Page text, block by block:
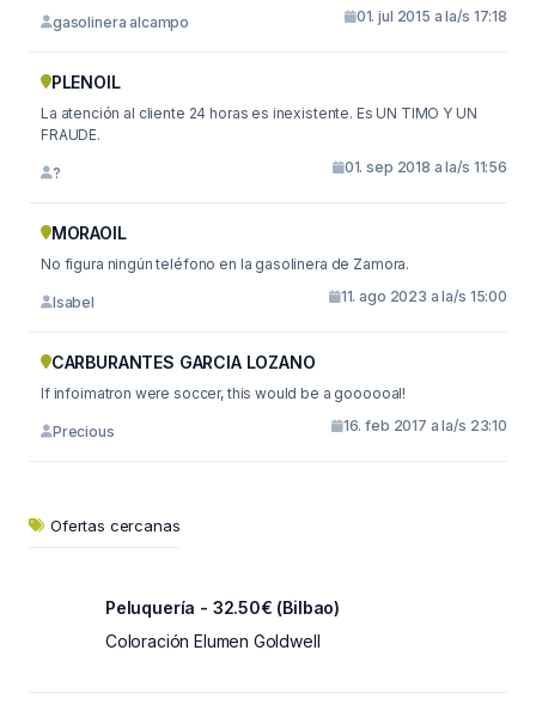
gasolinera alcampo 01. jul 2015 a la/s 17:18
PLENOIL
La atención al cliente 24 horas es inexistente. Es UN TIMO Y UN
FRAUDE.
? 01. sep 2018 a la/s 11:56
MORAOIL
No figura ningún teléfono en la gasolinera de Zamora.
Isabel 11. ago 2023 a la/s 15:00
CARBURANTES GARCIA LOZANO
If infoimatron were soccer, this would be a goooooal!
Precious 16. feb 2017 a la/s 23:10
Ofertas cercanas
Peluquería - 32.50€ (Bilbao)
Coloración Elumen Goldwell